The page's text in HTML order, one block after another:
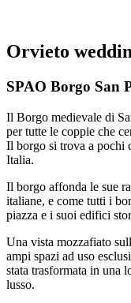
Orvieto
SPAO Borgo San
Il Borgo medievale di
per tutte le coppie che
Il borgo si trova a pochi
Italia.
Il borgo affonda le sue
italiane, e come tutti i
piazza e i suoi edifici
Una vista mozzafiato
ampi spazi ad uso
stata trasformata in una
lusso.